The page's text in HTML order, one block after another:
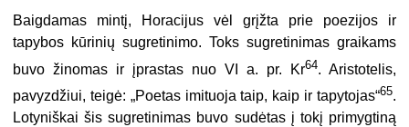
Baigdamas mintį, Horacijus vėl grįžta prie poezijos ir
tapybos kūrinių sugretinimo. Toks sugretinimas graikams
buvo žinomas ir įprastas nuo VI a. pr. Kr64. Aristotelis,
pavyzdžiui, teigė: „Poetas imituoja taip, kaip ir tapytojas“65.
Lotyniškai šis sugretinimas buvo sudėtas į tokį primygtiną